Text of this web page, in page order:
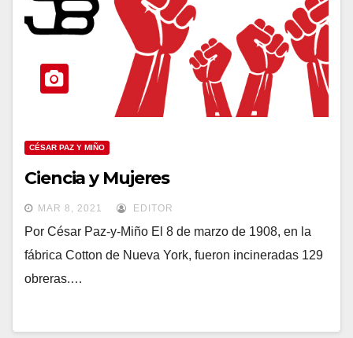
CÉSAR PAZ Y MIÑO
Ciencia y Mujeres
MAR 8, 2021 EDITOR
Por César Paz-y-Miño El 8 de marzo de 1908, en la
fábrica Cotton de Nueva York, fueron incineradas 129
obreras.…